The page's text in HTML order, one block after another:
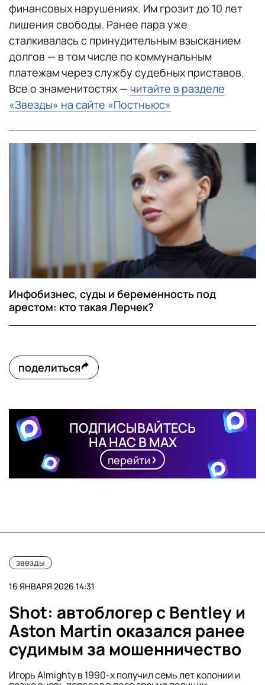
финансовых нарушениях. Им грозит до 10 лет
лишения свободы. Ранее пара уже
сталкивалась с принудительным взысканием
долгов — в том числе по коммунальным
платежам через службу судебных приставов.
Все о знаменитостях — читайте в разделе
«Звезды» на сайте «Постньюс»
Инфобизнес, суды и беременность под
арестом: кто такая Лерчек?
поделиться
ПОДПИСЫВАЙТЕСЬ
НА НАС В MAX
перейти
звезды
16 ЯНВАРЯ 2026 14:31
Shot: автоблогер с Bentley и
Aston Martin оказался ранее
судимым за мошенничество
Игорь Almighty в 1990-х получил семь лет колонии и